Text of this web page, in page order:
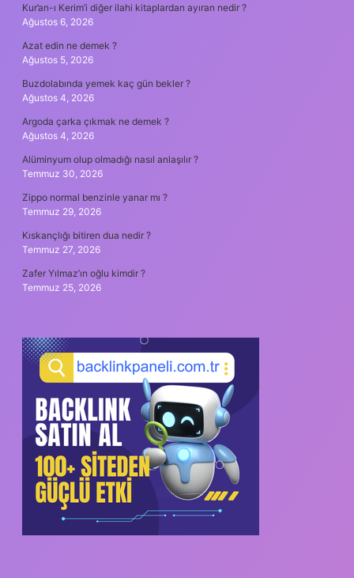
Kur’an-ı Kerim’i diğer ilahi kitaplardan ayıran nedir ?
Ağustos 6, 2026
Azat edin ne demek ?
Ağustos 5, 2026
Buzdolabında yemek kaç gün bekler ?
Ağustos 4, 2026
Argoda çarka çıkmak ne demek ?
Ağustos 4, 2026
Alüminyum olup olmadığı nasıl anlaşılır ?
Temmuz 30, 2026
Zippo normal benzinle yanar mı ?
Temmuz 29, 2026
Kıskançlığı bitiren dua nedir ?
Temmuz 27, 2026
Zafer Yılmaz’ın oğlu kimdir ?
Temmuz 25, 2026